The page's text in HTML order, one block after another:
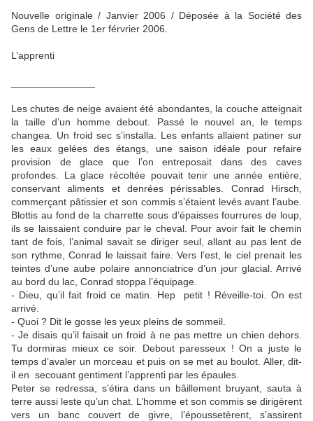
Nouvelle originale / Janvier 2006 / Déposée à la Société des
Gens de Lettre le 1er férvrier 2006.
L’apprenti
Les chutes de neige avaient été abondantes, la couche atteignait
la taille d’un homme debout. Passé le nouvel an, le temps
changea. Un froid sec s’installa. Les enfants allaient patiner sur
les eaux gelées des étangs, une saison idéale pour refaire
provision de glace que l’on entreposait dans des caves
profondes. La glace récoltée pouvait tenir une année entière,
conservant aliments et denrées périssables. Conrad Hirsch,
commerçant pâtissier et son commis s’étaient levés avant l’aube.
Blottis au fond de la charrette sous d’épaisses fourrures de loup,
ils se laissaient conduire par le cheval. Pour avoir fait le chemin
tant de fois, l’animal savait se diriger seul, allant au pas lent de
son rythme, Conrad le laissait faire. Vers l’est, le ciel prenait les
teintes d’une aube polaire annonciatrice d’un jour glacial. Arrivé
au bord du lac, Conrad stoppa l’équipage.
- Dieu, qu’il fait froid ce matin. Hep petit ! Réveille-toi. On est
arrivé.
- Quoi ? Dit le gosse les yeux pleins de sommeil.
- Je disais qu’il faisait un froid à ne pas mettre un chien dehors.
Tu dormiras mieux ce soir. Debout paresseux ! On a juste le
temps d’avaler un morceau et puis on se met au boulot. Aller, dit-
il en secouant gentiment l’apprenti par les épaules.
Peter se redressa, s’étira dans un bâillement bruyant, sauta à
terre aussi leste qu’un chat. L’homme et son commis se dirigèrent
vers un banc couvert de givre, l’époussetèrent, s’assirent